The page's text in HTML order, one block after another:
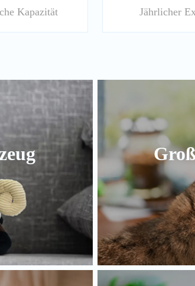
Kapazität Jährlicher